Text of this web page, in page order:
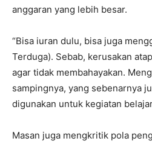
anggaran yang lebih besar.
“Bisa iuran dulu, bisa juga
Terduga). Sebab, kerusakan
agar tidak membahayakan.
sampingnya, yang sebenarnya
digunakan untuk kegiatan
Masan juga mengkritik pola